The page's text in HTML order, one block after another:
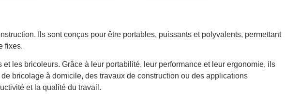
Ils sont conçus pour être portables, puissants et polyvalents, permettant
fixes.
les bricoleurs. Grâce à leur portabilité, leur performance et leur ergonomie, ils
bricolage à domicile, des travaux de construction ou des applications
et la qualité du travail.